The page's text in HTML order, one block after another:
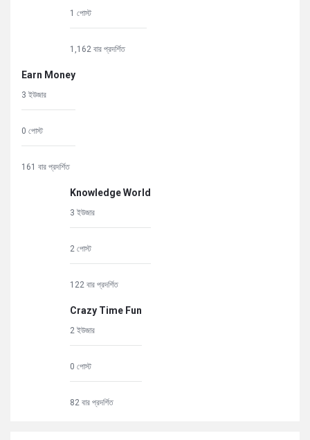
1 পোস্ট
1,162 বার প্রদর্শিত
Earn Money
3 ইউজার
0 পোস্ট
161 বার প্রদর্শিত
Knowledge World
3 ইউজার
2 পোস্ট
122 বার প্রদর্শিত
Crazy Time Fun
2 ইউজার
0 পোস্ট
82 বার প্রদর্শিত